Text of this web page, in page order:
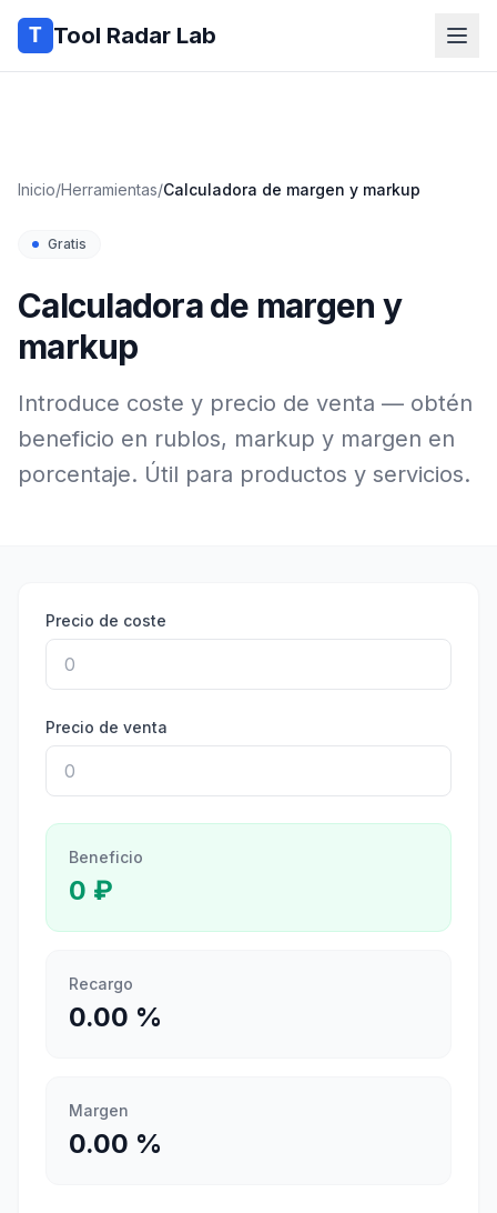
Tool Radar Lab
Inicio/Herramientas/Calculadora de margen y markup
Gratis
Calculadora de margen y
markup
Introduce coste y precio de venta — obtén
beneficio en rublos, markup y margen en
porcentaje. Útil para productos y servicios.
Precio de coste
Precio de venta
Beneficio
0 ₽
Recargo
0.00 %
Margen
0.00 %